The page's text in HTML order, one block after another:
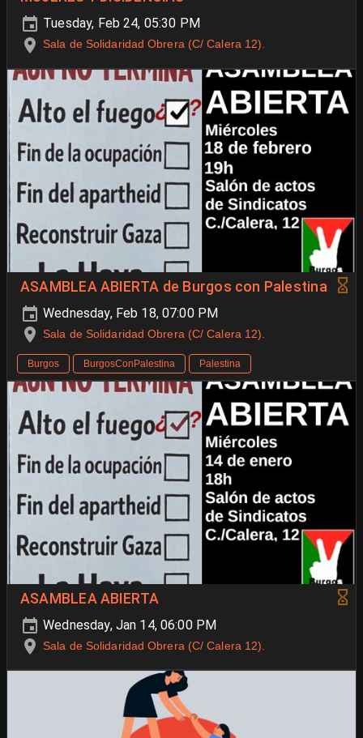
Tuesday, Feb 24, 05:30 PM
Sala de Solidaridad Obrera (C/ Calera 12).
ASAMBLEA ABIERTA de Burgos con Palestina
Wednesday, Feb 18, 07:00 PM
Sala de Solidaridad Obrera (C/ Calera 12).
Burgos BurgosConPalestina Palestina
ASAMBLEA ABIERTA
Wednesday, Jan 14, 06:00 PM
Sala de Solidaridad Obrera (C/ Calera 12).